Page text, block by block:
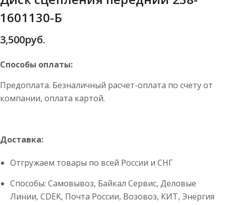
1601130-Б
3,500руб.
Способы оплаты:
Предоплата. Безналичный расчет-оплата по счету от
компании, оплата картой.
Доставка:
Отгружаем товары по всей России и СНГ
Способы: Самовывоз, Байкал Сервис, Деловые
Линии, CDEK, Почта России, Возовоз, КИТ, Энергия